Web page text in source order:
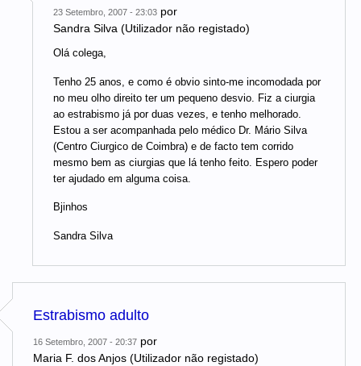
23 Setembro, 2007 - 23:03 por
Sandra Silva (Utilizador não registado)
Olá colega,
Tenho 25 anos, e como é obvio sinto-me incomodada por
no meu olho direito ter um pequeno desvio. Fiz a ciurgia
ao estrabismo já por duas vezes, e tenho melhorado.
Estou a ser acompanhada pelo médico Dr. Mário Silva
(Centro Ciurgico de Coimbra) e de facto tem corrido
mesmo bem as ciurgias que lá tenho feito. Espero poder
ter ajudado em alguma coisa.
Bjinhos
Sandra Silva
Estrabismo adulto
16 Setembro, 2007 - 20:37 por
Maria F. dos Anjos (Utilizador não registado)